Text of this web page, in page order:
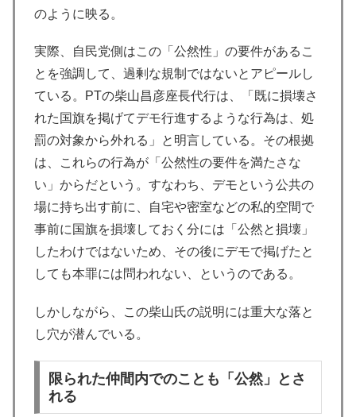
のように映る。
実際、自民党側はこの「公然性」の要件があるこ
とを強調して、過剰な規制ではないとアピールし
ている。PTの柴山昌彦座長代行は、「既に損壊さ
れた国旗を掲げてデモ行進するような行為は、処
罰の対象から外れる」と明言している。その根拠
は、これらの行為が「公然性の要件を満たさな
い」からだという。すなわち、デモという公共の
場に持ち出す前に、自宅や密室などの私的空間で
事前に国旗を損壊しておく分には「公然と損壊」
したわけではないため、その後にデモで掲げたと
しても本罪には問われない、というのである。
しかしながら、この柴山氏の説明には重大な落と
し穴が潜んでいる。
限られた仲間内でのことも「公然」とさ
れる